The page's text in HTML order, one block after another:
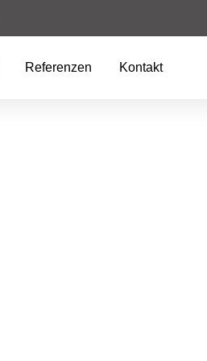
Referenzen Kontakt